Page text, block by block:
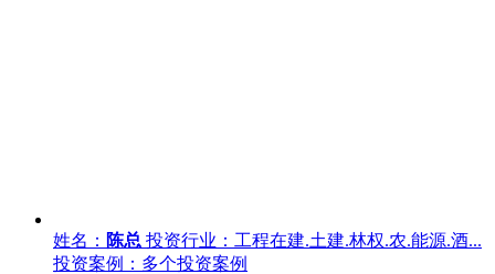
姓名： 陈总 投资行业：工程在建.土建.林权.农.能源.酒...
投资案例：多个投资案例